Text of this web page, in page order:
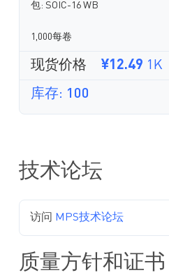
包: SOIC-16 WB
1,000每卷
现货价格 ¥12.49 1K
库存: 100
技术论坛
访问 MPS技术论坛
质量方针和证书